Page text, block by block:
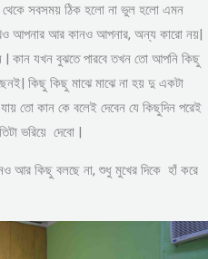
থেকে সবসময় ঠিক হলো না ভুল হলো এমন
আপনার আর কানও আপনার, অন্য কারো নয়|
| কান যখন বুঝতে পারবে তখন তো আপনি কিছু
কিছু কিছু মাঝে মাঝে না হয় দু একটা
তো কান কে বলেই দেবেন যে কিছুদিন পরেই
ভরিয়ে দেবো |
আর কিছু বলছে না, শুধু মুখের দিকে হাঁ করে